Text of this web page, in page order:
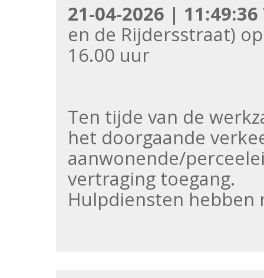
21-04-2026 | 11:49:36
en de Rijdersstraat)
16.00 uur
Ten tijde van de
het doorgaande
aanwonende/
vertraging toegang.
Hulpdiensten hebben